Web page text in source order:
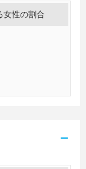
女性の割合